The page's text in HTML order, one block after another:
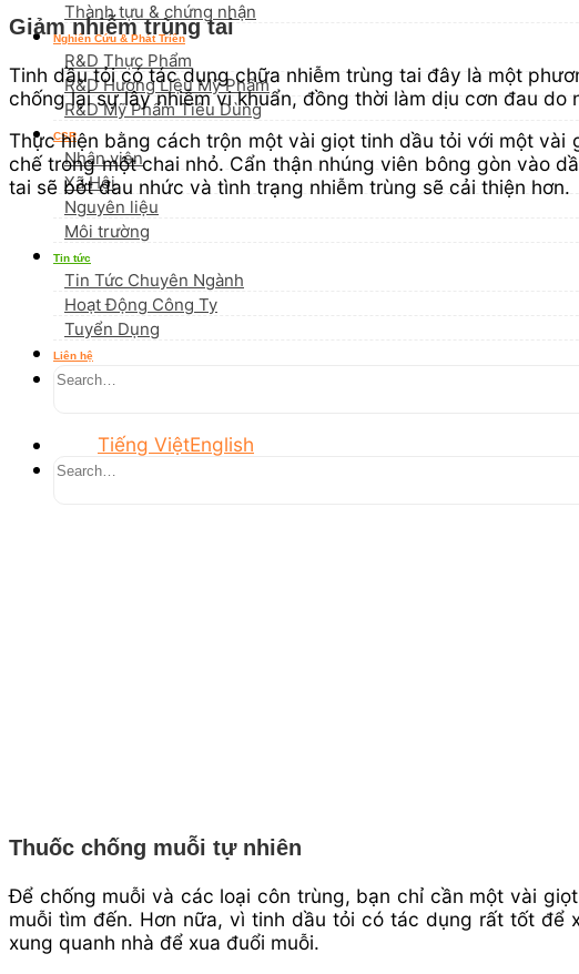
Thành tựu & chứng nhận
Nghiên Cứu & Phát Triển
R&D Thực Phẩm
R&D Hương Liệu Mỹ Phẩm
R&D Mỹ Phẩm Tiêu Dùng
CSR
Nhân viên
Xã Hội
Nguyên liệu
Môi trường
Tin tức
Tin Tức Chuyên Ngành
Hoạt Động Công Ty
Tuyển Dụng
Liên hệ
Tiếng ViệtEnglish
Giảm nhiễm trùng tai
Tinh dầu tỏi có tác dụng chữa nhiễm trùng tai đây là một
chống lại sự lây nhiễm vi khuẩn, đồng thời làm dịu cơn đau do
Thực hiện bằng cách trộn một vài giọt tinh dầu tỏi với một
chế trong một chai nhỏ. Cẩn thận nhúng viên bông gòn vào
tai sẽ bớt đau nhức và tình trạng nhiễm trùng sẽ cải thiện hơn.
Thuốc chống muỗi tự nhiên
Để chống muỗi và các loại côn trùng, bạn chỉ cần một vài
muỗi tìm đến. Hơn nữa, vì tinh dầu tỏi có tác dụng rất tốt
xung quanh nhà để xua đuổi muỗi.